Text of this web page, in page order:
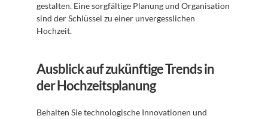
gestalten. Eine sorgfältige Planung und Organisation
sind der Schlüssel zu einer unvergesslichen
Hochzeit.
Ausblick auf zukünftige Trends in
der Hochzeitsplanung
Behalten Sie technologische Innovationen und